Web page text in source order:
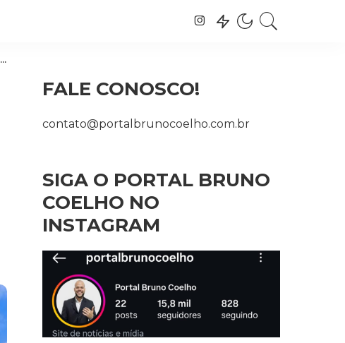
FALE CONOSCO!
contato@portalbrunocoelho.com.br
SIGA O PORTAL BRUNO
COELHO NO
INSTAGRAM